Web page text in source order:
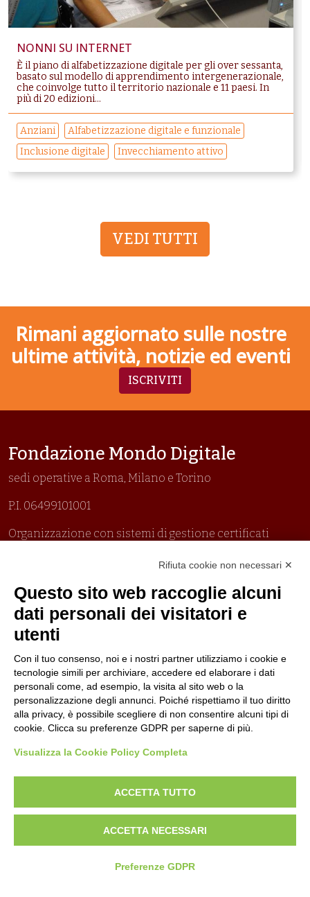
NONNI SU INTERNET
È il piano di alfabetizzazione digitale per gli over sessanta,
basato sul modello di apprendimento intergenerazionale,
che coinvolge tutto il territorio nazionale e 11 paesi. In
più di 20 edizioni...
Anziani
Alfabetizzazione digitale e funzionale
Inclusione digitale
Invecchiamento attivo
VEDI TUTTI
Rimani aggiornato sulle nostre
ultime attività, notizie ed eventi
ISCRIVITI
Fondazione Mondo Digitale
sedi operative a Roma, Milano e Torino
P.I. 06499101001
Organizzazione con sistemi di gestione certificati
Politica antibullismo
Piè di pagina
Contatti
Lavora con noi
Amministrazione
Seguici su
Rifiuta cookie non necessari ✕
Questo sito web raccoglie alcuni
dati personali dei visitatori e
utenti
Con il tuo consenso, noi e i nostri partner utilizziamo i cookie e
tecnologie simili per archiviare, accedere ed elaborare i dati
personali come, ad esempio, la visita al sito web o la
personalizzazione degli annunci. Poiché rispettiamo il tuo diritto
alla privacy, è possibile scegliere di non consentire alcuni tipi di
cookie. Clicca su preferenze GDPR per saperne di più.
Visualizza la Cookie Policy Completa
ACCETTA TUTTO
ACCETTA NECESSARI
Preferenze GDPR